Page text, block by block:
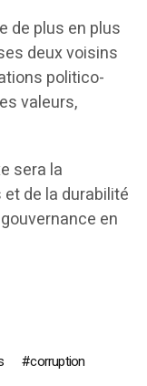
de plus en plus
deux voisins
politico-
valeurs,
sera la
de la durabilité
en
corruption